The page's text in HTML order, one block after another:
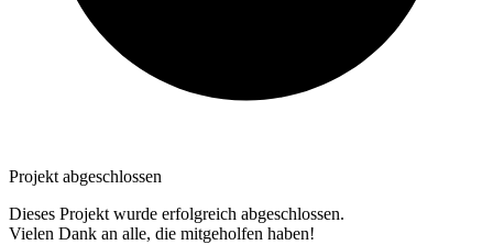
Projekt abgeschlossen
Dieses Projekt wurde erfolgreich abgeschlossen.
Vielen Dank an alle, die mitgeholfen haben!